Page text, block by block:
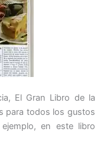
El Gran Libro de la
para todos los gustos
en este libro